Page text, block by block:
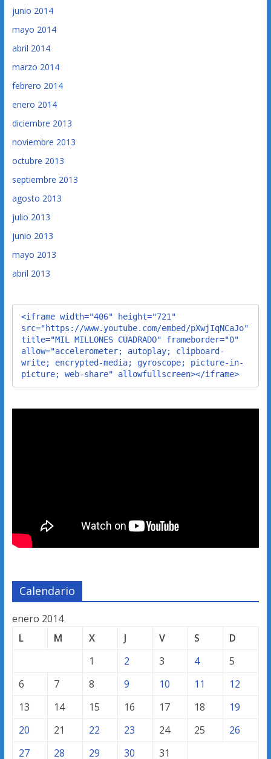
junio 2014
mayo 2014
abril 2014
marzo 2014
febrero 2014
enero 2014
diciembre 2013
noviembre 2013
octubre 2013
septiembre 2013
agosto 2013
julio 2013
junio 2013
mayo 2013
abril 2013
<iframe width="406" height="721"
src="https://www.youtube.com/embed/pXwjIqNCaJo"
title="MIL MILLONES CUADRADO" frameborder="0"
allow="accelerometer; autoplay; clipboard-
write; encrypted-media; gyroscope; picture-in-
picture; web-share" allowfullscreen></iframe>
Calendario
enero 2014
L
M X J V S
D
1
2 3 4
5
6
7 8 9 10 11
12
13
14 15 16 17 18
19
20
21 22 23 24 25
26
27
28 29 30 31